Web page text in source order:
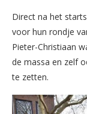
Direct na het
voor hun rondje
Pieter-Christiaan
de massa en zelf
te zetten.